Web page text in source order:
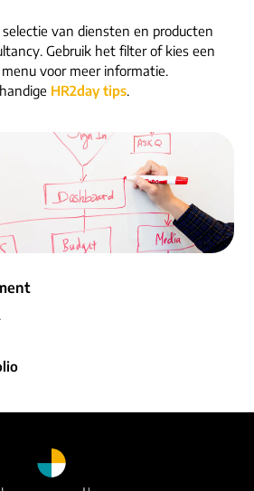
van diensten en producten
Gebruik het filter of kies een
voor meer informatie.
HR2day tips.